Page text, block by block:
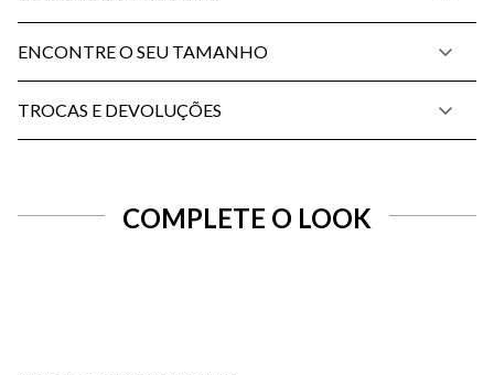
ENCONTRE O SEU TAMANHO
TROCAS E DEVOLUÇÕES
COMPLETE O LOOK